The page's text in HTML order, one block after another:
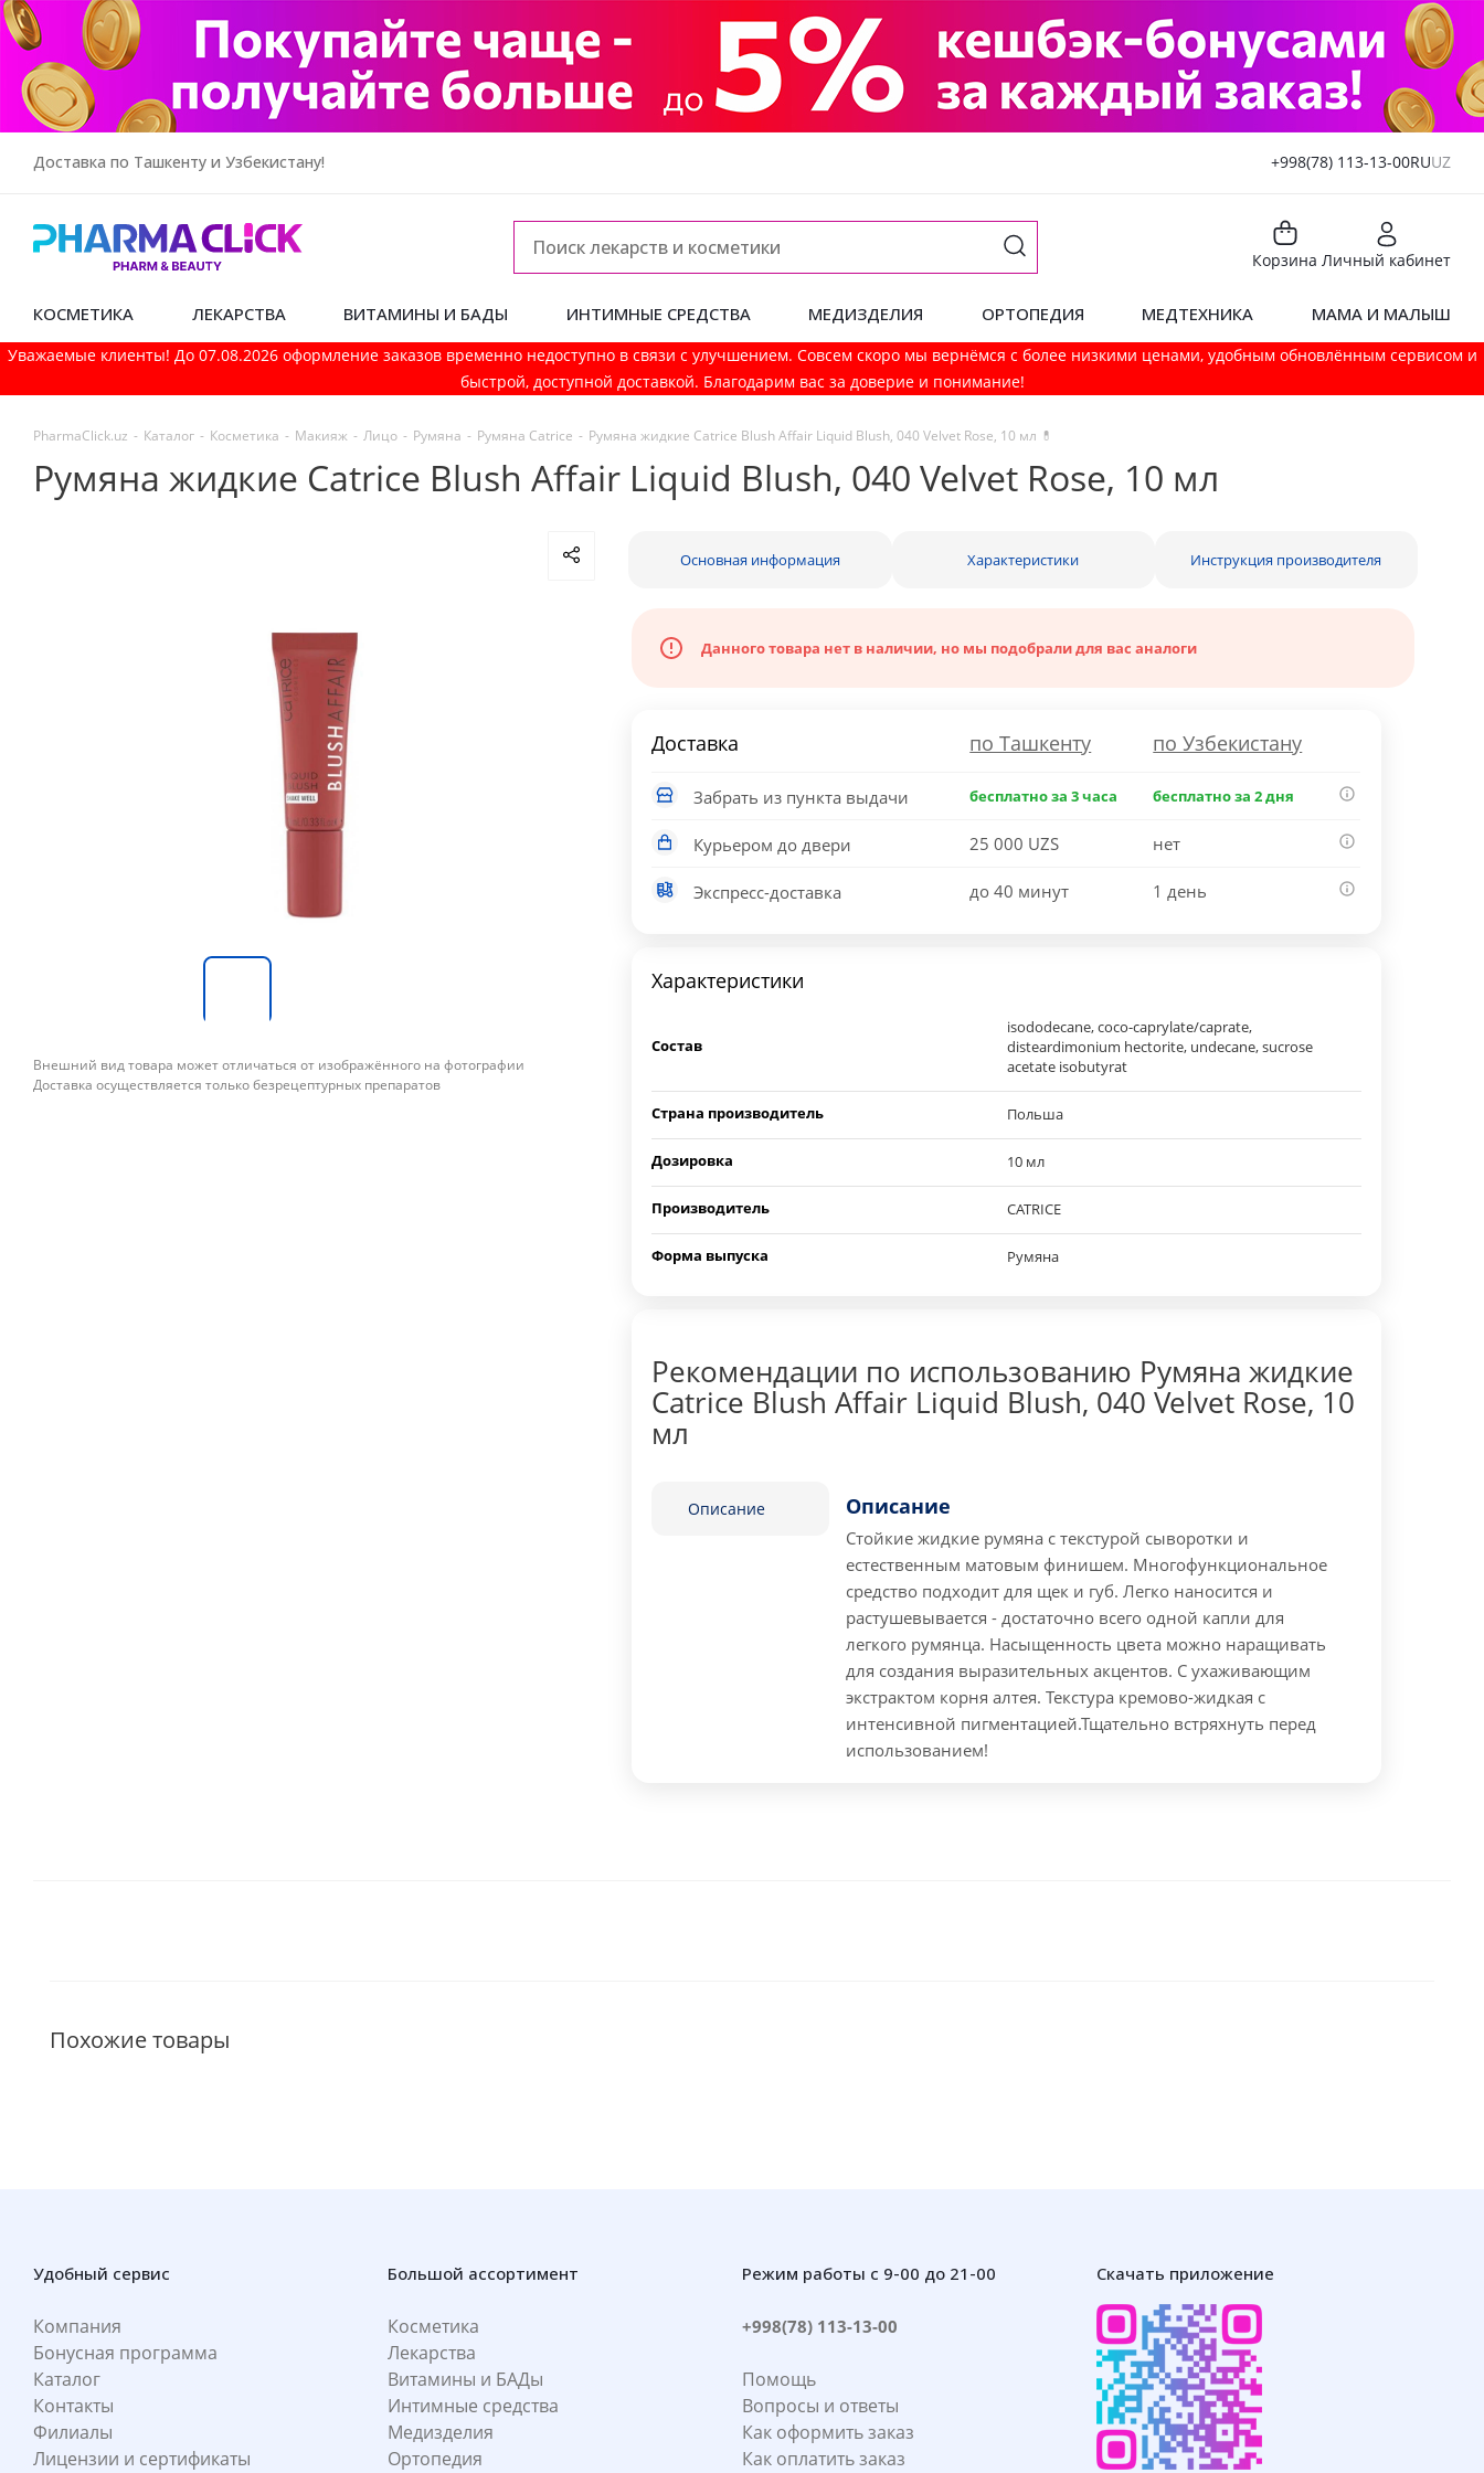
Доставка по Ташкенту и Узбекистану! +998(78) 113-13-00RUUZ
Корзина Личный кабинет
КОСМЕТИКА ЛЕКАРСТВА ВИТАМИНЫ И БАДЫ ИНТИМНЫЕ СРЕДСТВА МЕДИЗДЕЛИЯ ОРТОПЕДИЯ МЕДТЕХНИКА МАМА И МАЛЫШ
Уважаемые клиенты! До 07.08.2026 оформление заказов временно недоступно в связи с улучшением. Совсем скоро мы вернёмся с более низкими ценами, удобным обновлённым сервисом и
быстрой, доступной доставкой. Благодарим вас за доверие и понимание!
PharmaСlick.uz - Каталог - Косметика - Макияж - Лицо - Румяна - Румяна Catrice - Румяна жидкие Catrice Blush Affair Liquid Blush, 040 Velvet Rose, 10 мл 💊
Румяна жидкие Catrice Blush Affair Liquid Blush, 040 Velvet Rose, 10 мл
Внешний вид товара может отличаться от изображённого на фотографии
Доставка осуществляется только безрецептурных препаратов
Основная информация Характеристики Инструкция производителя
Данного товара нет в наличии, но мы подобрали для вас аналоги
Доставка по Ташкенту по Узбекистану
Забрать из пункта выдачи бесплатно за 3 часа бесплатно за 2 дня
Курьером до двери 25 000 UZS нет
Экспресс-доставка до 40 минут 1 день
Характеристики
Состав
isododecane, coco-caprylate/caprate,
disteardimonium hectorite, undecane, sucrose
acetate isobutyrat
Страна производитель Польша
Дозировка 10 мл
Производитель CATRICE
Форма выпуска Румяна
Рекомендации по использованию Румяна жидкие
Catrice Blush Affair Liquid Blush, 040 Velvet Rose, 10
мл
Описание Описание
Стойкие жидкие румяна с текстурой сыворотки и
естественным матовым финишем. Многофункциональное
средство подходит для щек и губ. Легко наносится и
растушевывается - достаточно всего одной капли для
легкого румянца. Насыщенность цвета можно наращивать
для создания выразительных акцентов. С ухаживающим
экстрактом корня алтея. Текстура кремово-жидкая с
интенсивной пигментацией.Тщательно встряхнуть перед
использованием!
Похожие товары
Удобный сервис
Компания
Бонусная программа
Каталог
Контакты
Филиалы
Лицензии и сертификаты
Большой ассортимент
Косметика
Лекарства
Витамины и БАДы
Интимные средства
Медизделия
Ортопедия
Режим работы с 9-00 до 21-00
+998(78) 113-13-00
Помощь
Вопросы и ответы
Как оформить заказ
Как оплатить заказ
Скачать приложение